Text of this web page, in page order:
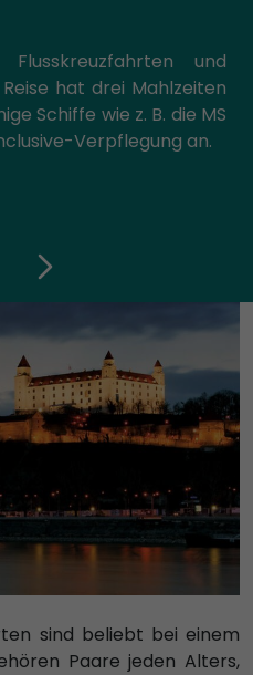
und
hat drei Mahlzeiten
Schiffe wie z. B. die MS
Verpflegung an.
sind beliebt bei einem
Paare jeden Alters,